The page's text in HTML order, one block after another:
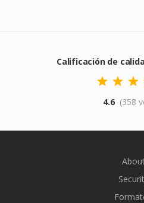
Calificación de
4.6 (358